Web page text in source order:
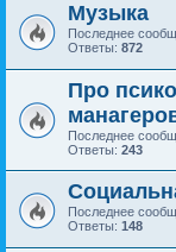
Музыка
Последнее
Ответы: 872
Про
Последнее
Ответы: 243
Последнее
Ответы: 148